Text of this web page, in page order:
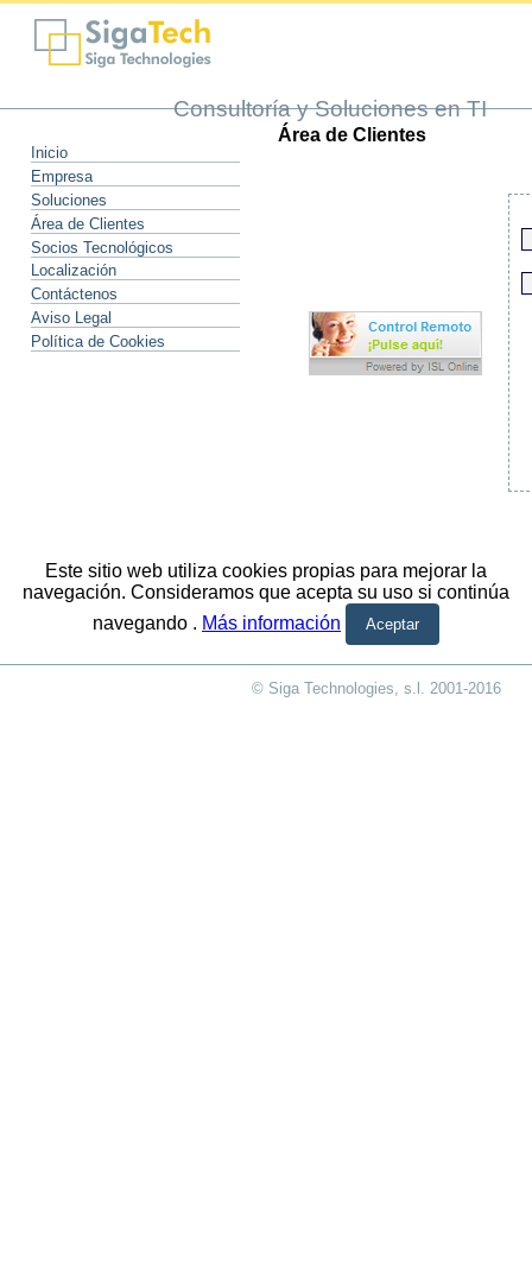
Consultoría y Soluciones en TI
Inicio
Empresa
Soluciones
Área de Clientes
Socios Tecnológicos
Localización
Contáctenos
Aviso Legal
Política de Cookies
Área de Clientes
Este sitio web utiliza cookies propias para mejorar la
navegación. Consideramos que acepta su uso si continúa
navegando . Más información
© Siga Technologies, s.l. 2001-2016